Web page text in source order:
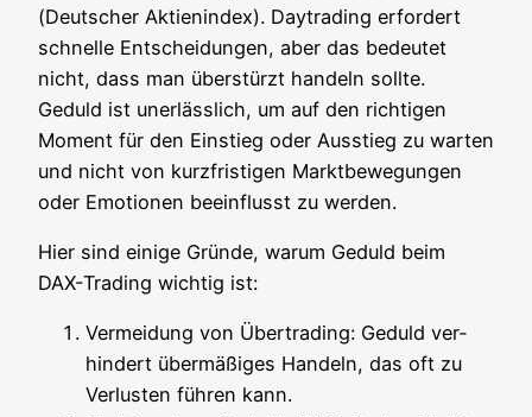
(Deut­scher Akti­en­in­dex). Day­tra­ding erfor­dert
schnel­le Ent­schei­dun­gen, aber das bedeu­tet
nicht, dass man über­stürzt han­deln soll­te.
Geduld ist uner­läss­lich, um auf den rich­ti­gen
Moment für den Ein­stieg oder Aus­stieg zu war­ten
und nicht von kurz­fris­ti­gen Markt­be­we­gun­gen
oder Emo­tio­nen beein­flusst zu werden.
Hier sind eini­ge Grün­de, war­um Geduld beim
DAX-Tra­ding wich­tig ist:
Ver­mei­dung von Über­tra­ding: Geduld ver­
hin­dert über­mä­ßi­ges Han­deln, das oft zu
Ver­lus­ten füh­ren kann.